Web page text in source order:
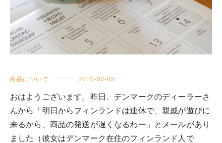
商品について 2010-02-05
おはようございます。昨日、デンマークのディーラーさ
んから「明日からフィンランドは連休で、親戚が遊びに
来るから、商品の発送が遅くなるわー」とメールがあり
ました（彼女はデンマーク在住のフィンランド人で